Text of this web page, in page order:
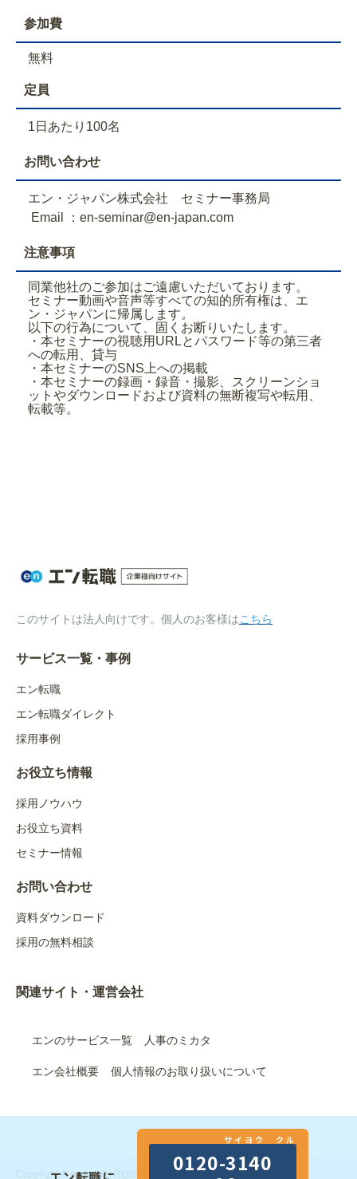
参加費
無料
定員
1日あたり100名
お問い合わせ
エン・ジャパン株式会社 セミナー事務局
Email ：en-seminar@en-japan.com
注意事項
同業他社のご参加はご遠慮いただいております。
セミナー動画や音声等すべての知的所有権は、エ
ン・ジャパンに帰属します。
以下の行為について、固くお断りいたします。
・本セミナーの視聴用URLとパスワード等の第三者
への転用、貸与
・本セミナーのSNS上への掲載
・本セミナーの録画・録音・撮影、スクリーンショ
ットやダウンロードおよび資料の無断複写や転用、
転載等。
このサイトは法人向けです。個人のお客様はこちら
サービス一覧・事例
エン転職
エン転職ダイレクト
採用事例
お役立ち情報
採用ノウハウ
お役立ち資料
セミナー情報
お問い合わせ
資料ダウンロード
採用の無料相談
関連サイト・運営会社
エンのサービス一覧 人事のミカタ
エン会社概要 個人情報のお取り扱いについて
サイヨウ クル
0120-3140
Copyright © en Inc. All Rights Reserved.｜エン株式会社（旧：エ